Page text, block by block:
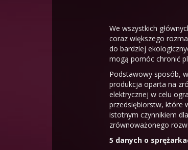
We wszystkich
coraz większego
do bardziej
mogą pomóc chronić
Podstawowy sposób,
produkcja oparta na
elektrycznej w celu
przedsiębiorstw, które
istotnym czynnikiem
zrównoważonego
5 danych o